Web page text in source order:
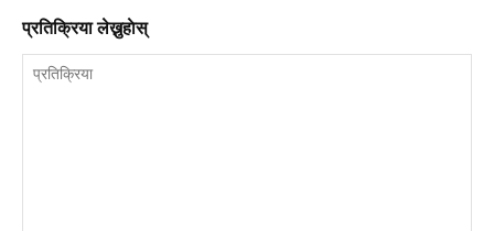
प्रतिक्रिया लेख्नुहाेस्